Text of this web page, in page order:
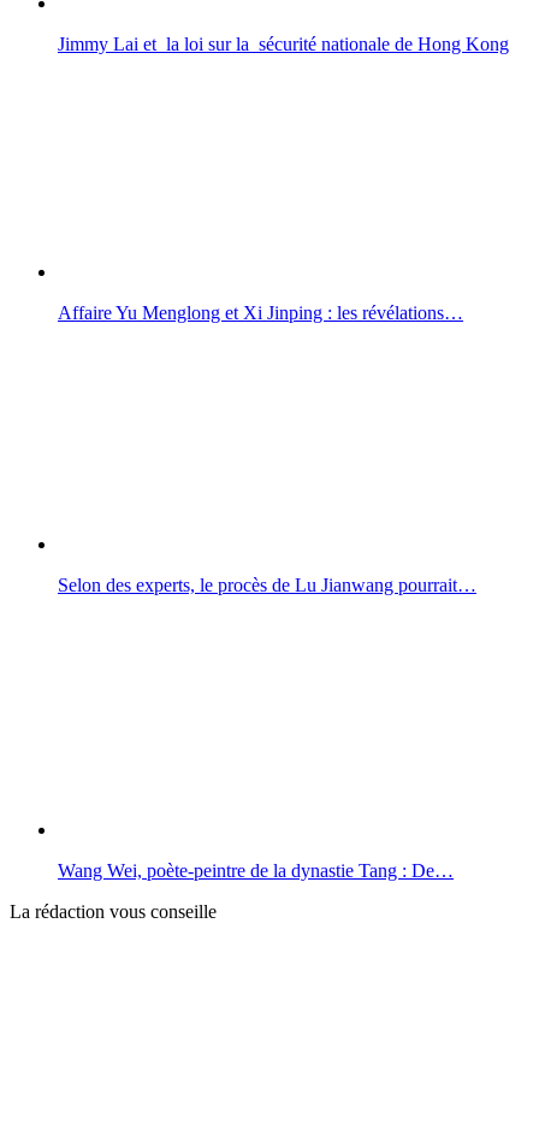
Jimmy Lai et la loi sur la sécurité nationale de Hong Kong
Affaire Yu Menglong et Xi Jinping : les révélations…
Selon des experts, le procès de Lu Jianwang pourrait…
Wang Wei, poète-peintre de la dynastie Tang : De…
La rédaction vous conseille